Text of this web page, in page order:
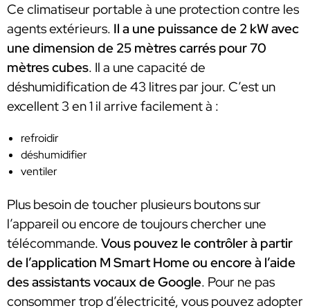
Ce climatiseur portable à une protection contre les
agents extérieurs. Il a une puissance de 2 kW avec
une dimension de 25 mètres carrés pour 70
mètres cubes. Il a une capacité de
déshumidification de 43 litres par jour. C’est un
excellent 3 en 1 il arrive facilement à :
refroidir
déshumidifier
ventiler
Plus besoin de toucher plusieurs boutons sur
l’appareil ou encore de toujours chercher une
télécommande. Vous pouvez le contrôler à partir
de l’application M Smart Home ou encore à l’aide
des assistants vocaux de Google. Pour ne pas
consommer trop d’électricité, vous pouvez adopter